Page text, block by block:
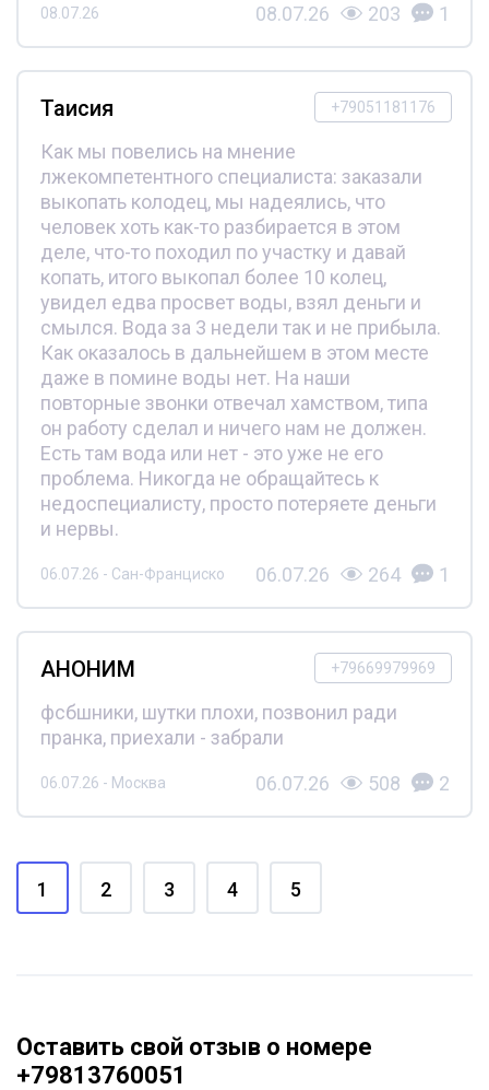
08.07.26 08.07.26 203 1
+79051181176
Таисия
Как мы повелись на мнение
лжекомпетентного специалиста: заказали
выкопать колодец, мы надеялись, что
человек хоть как-то разбирается в этом
деле, что-то походил по участку и давай
копать, итого выкопал более 10 колец,
увидел едва просвет воды, взял деньги и
смылся. Вода за 3 недели так и не прибыла.
Как оказалось в дальнейшем в этом месте
даже в помине воды нет. На наши
повторные звонки отвечал хамством, типа
он работу сделал и ничего нам не должен.
Есть там вода или нет - это уже не его
проблема. Никогда не обращайтесь к
недоспециалисту, просто потеряете деньги
и нервы.
06.07.26 - Сан-Франциско 06.07.26 264 1
+79669979969
АНОНИМ
фсбшники, шутки плохи, позвонил ради
пранка, приехали - забрали
06.07.26 - Москва 06.07.26 508 2
1 2 3 4 5
Оставить свой отзыв о номере
+79813760051